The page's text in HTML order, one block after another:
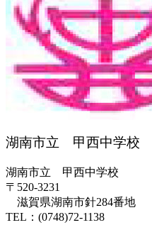
湖南市立 甲西中学校
湖南市立 甲西中学校
〒520-3231
滋賀県湖南市針284番地
TEL：(0748)72-1138